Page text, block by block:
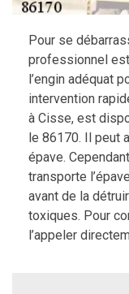
Pour se
professionnel
l’engin adéquat
intervention
à Cisse, est
le 86170. Il peut
épave.
transporte
avant de la
toxiques. Pour
l’appeler